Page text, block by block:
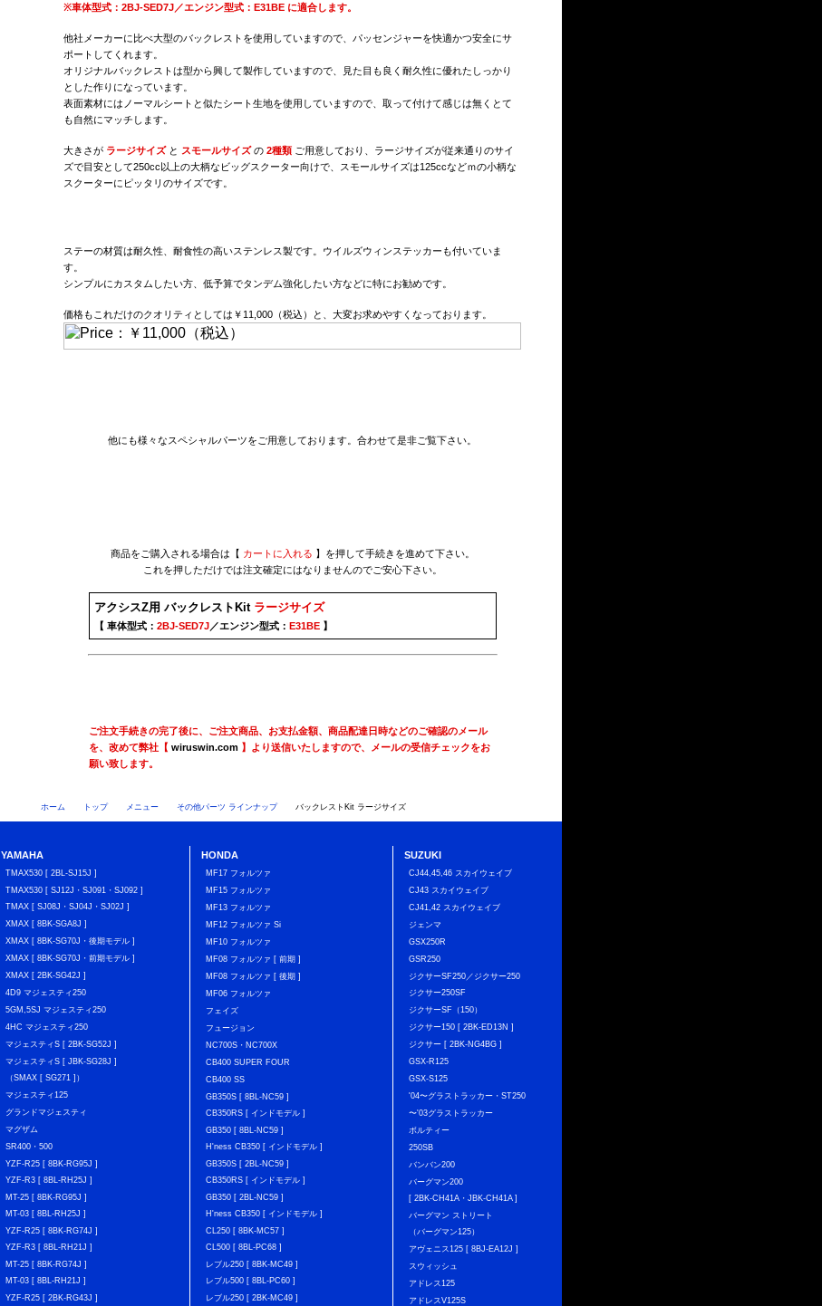
※車体型式：2BJ-SED7J／エンジン型式：E31BE に適合します。
他社メーカーに比べ大型のバックレストを使用していますので、パッセンジャーを快適かつ安全にサ
ポートしてくれます。
オリジナルバックレストは型から興して製作していますので、見た目も良く耐久性に優れたしっかり
とした作りになっています。
表面素材にはノーマルシートと似たシート生地を使用していますので、取って付けて感じは無くとて
も自然にマッチします。
大きさが ラージサイズと スモールサイズの 2種類 ご用意しており、ラージサイズが従来通りのサイ
ズで目安として250cc以上の大柄なビッグスクーター向けで、スモールサイズは125ccなどｍの小柄な
スクーターにピッタリのサイズです。
ステーの材質は耐久性、耐食性の高いステンレス製です。ウイルズウィンステッカーも付いていま
す。
シンプルにカスタムしたい方、低予算でタンデム強化したい方などに特にお勧めです。
価格もこれだけのクオリティとしては￥11,000（税込）と、大変お求めやすくなっております。
他にも様々なスペシャルパーツをご用意しております。合わせて是非ご覧下さい。
商品をご購入される場合は【 カートに入れる 】を押して手続きを進めて下さい。
これを押しただけでは注文確定にはなりませんのでご安心下さい。
アクシスZ用 バックレストKit ラージサイズ
【 車体型式： 2BJ-SED7J／エンジン型式： E31BE】
ご注文手続きの完了後に、ご注文商品、お支払金額、商品配達日時などのご確認のメール
を、改めて弊社【 wiruswin.com】より送信いたしますので、メールの受信チェックをお
願い致します。
ホーム トップ メニュー その他パーツ ラインナップ バックレストKit ラージサイズ
YAMAHA
TMAX530 [ 2BL-SJ15J ]
TMAX530 [ SJ12J・SJ091・SJ092 ]
TMAX [ SJ08J・SJ04J・SJ02J ]
XMAX [ 8BK-SGA8J ]
XMAX [ 8BK-SG70J・後期モデル ]
XMAX [ 8BK-SG70J・前期モデル ]
XMAX [ 2BK-SG42J ]
4D9 マジェスティ250
5GM,5SJ マジェスティ250
4HC マジェスティ250
マジェスティS [ 2BK-SG52J ]
マジェスティS [ JBK-SG28J ]
（SMAX [ SG271 ]）
マジェスティ125
グランドマジェスティ
マグザム
SR400・500
YZF-R25 [ 8BK-RG95J ]
YZF-R3 [ 8BL-RH25J ]
MT-25 [ 8BK-RG95J ]
MT-03 [ 8BL-RH25J ]
YZF-R25 [ 8BK-RG74J ]
YZF-R3 [ 8BL-RH21J ]
MT-25 [ 8BK-RG74J ]
MT-03 [ 8BL-RH21J ]
YZF-R25 [ 2BK-RG43J ]
HONDA
MF17 フォルツァ
MF15 フォルツァ
MF13 フォルツァ
MF12 フォルツァ Si
MF10 フォルツァ
MF08 フォルツァ [ 前期 ]
MF08 フォルツァ [ 後期 ]
MF06 フォルツァ
フェイズ
フュージョン
NC700S・NC700X
CB400 SUPER FOUR
CB400 SS
GB350S [ 8BL-NC59 ]
CB350RS [ インドモデル ]
GB350 [ 8BL-NC59 ]
H'ness CB350 [ インドモデル ]
GB350S [ 2BL-NC59 ]
CB350RS [ インドモデル ]
GB350 [ 2BL-NC59 ]
H'ness CB350 [ インドモデル ]
CL250 [ 8BK-MC57 ]
CL500 [ 8BL-PC68 ]
レブル250 [ 8BK-MC49 ]
レブル500 [ 8BL-PC60 ]
レブル250 [ 2BK-MC49 ]
SUZUKI
CJ44,45,46 スカイウェイブ
CJ43 スカイウェイブ
CJ41,42 スカイウェイブ
ジェンマ
GSX250R
GSR250
ジクサーSF250／ジクサー250
ジクサー250SF
ジクサーSF（150）
ジクサー150 [ 2BK-ED13N ]
ジクサー [ 2BK-NG4BG ]
GSX-R125
GSX-S125
'04〜グラストラッカー・ST250
〜'03グラストラッカー
ボルティー
250SB
バンバン200
バーグマン200
[ 2BK-CH41A・JBK-CH41A ]
バーグマン ストリート
（バーグマン125）
アヴェニス125 [ 8BJ-EA12J ]
スウィッシュ
アドレス125
アドレスV125S